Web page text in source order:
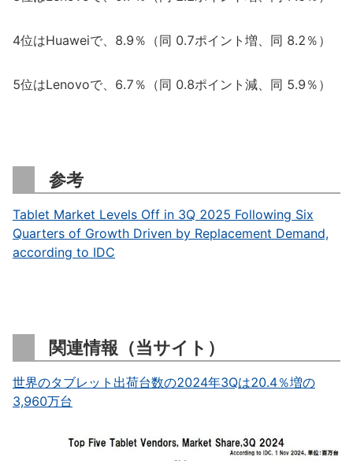
4位はHuaweiで、8.9％（同 0.7ポイント増、同 8.2％）
5位はLenovoで、6.7％（同 0.8ポイント減、同 5.9％）
参考
Tablet Market Levels Off in 3Q 2025 Following Six
Quarters of Growth Driven by Replacement Demand,
according to IDC
関連情報（当サイト）
世界のタブレット出荷台数の2024年3Qは20.4％増の
3,960万台